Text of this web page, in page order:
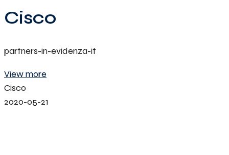
Cisco
partners-in-evidenza-it
View more
Cisco
2020-05-21